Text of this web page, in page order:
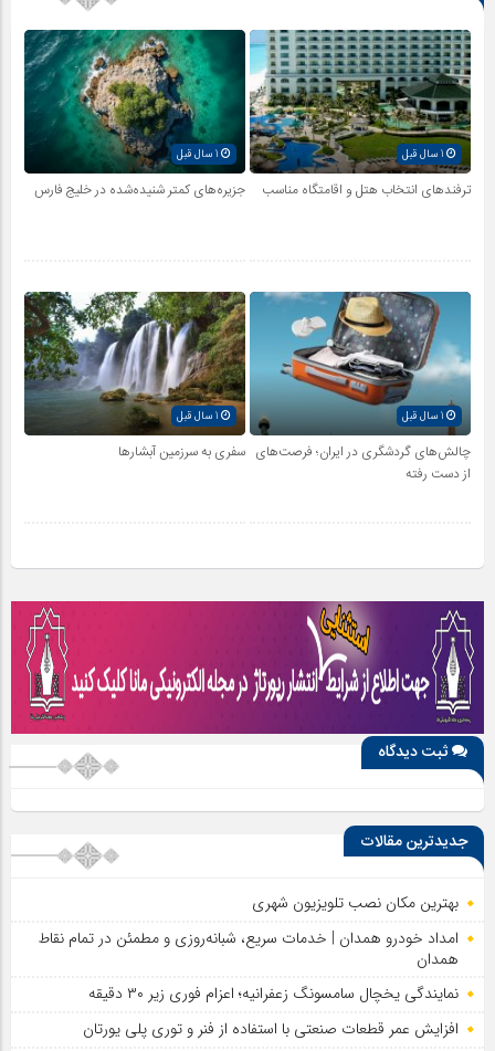
1 سال قبل
ترفندهای انتخاب هتل و اقامتگاه مناسب جزیره‌های کمتر شنیده‌شده در خلیج فارس
1 سال قبل
چالش‌های گردشگری در ایران؛ فرصت‌های
از دست رفته
سفری به سرزمین آبشارها
ثبت دیدگاه
جدیدترین مقالات
بهترین مکان نصب تلویزیون شهری
امداد خودرو همدان | خدمات سریع، شبانه‌روزی و مطمئن در تمام نقاط
همدان
نمایندگی یخچال سامسونگ زعفرانیه؛ اعزام فوری زیر ۳۰ دقیقه
افزایش عمر قطعات صنعتی با استفاده از فنر و توری پلی یورتان